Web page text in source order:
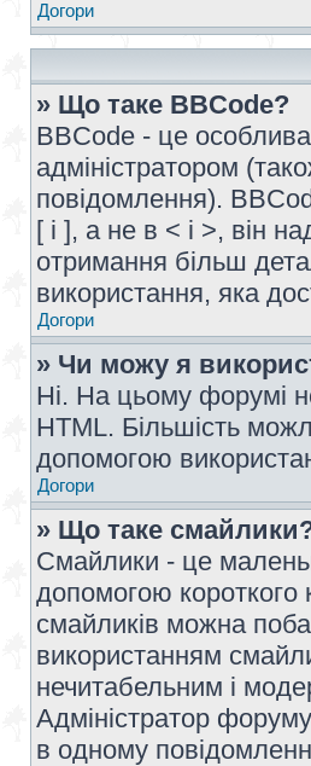
Догори
» Що таке BBCode?
BBCode - це особлива
адміністратором
повідомлення).
[ і ], а не в < і >, він
отримання більш
використання, яка
Догори
» Чи можу я
Ні. На цьому форумі
HTML. Більшість
допомогою
Догори
» Що таке
Смайлики - це
допомогою короткого
смайликів можна
використанням
нечитабельним і
Адміністратор
в одному